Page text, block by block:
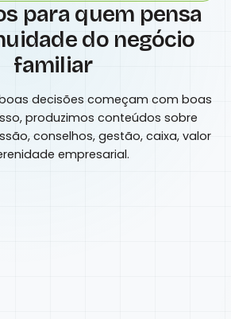
para quem pensa
do negócio
familiar
decisões começam com boas
produzimos conteúdos sobre
conselhos, gestão, caixa, valor
empresarial.